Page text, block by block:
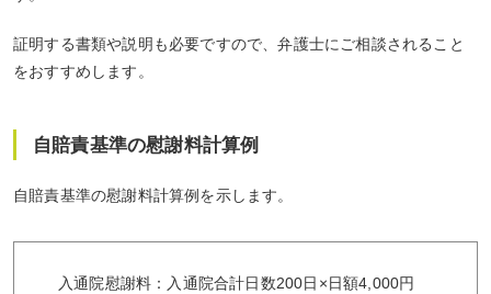
証明する書類や説明も必要ですので、弁護士にご相談されること
をおすすめします。
自賠責基準の慰謝料計算例
自賠責基準の慰謝料計算例を示します。
入通院慰謝料： 入通院合計日数200日×日額4,000円